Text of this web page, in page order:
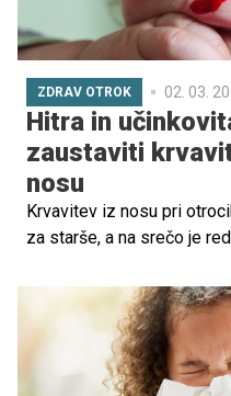
ZDRAV OTROK 02. 03.
Hitra in
zaustaviti
nosu
Krvavitev iz nosu pri
za starše, a na srečo je
nevarnosti za življenje.
da poznamo pravilne
napakam, ki jih starši